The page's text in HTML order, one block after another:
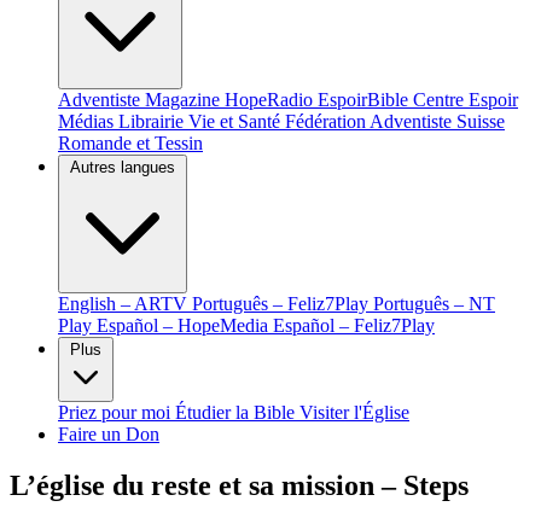
Adventiste Magazine HopeRadio EspoirBible Centre Espoir
Médias Librairie Vie et Santé Fédération Adventiste Suisse
Romande et Tessin
Autres langues
English – ARTV Português – Feliz7Play Português – NT
Play Español – HopeMedia Español – Feliz7Play
Plus
Priez pour moi Étudier la Bible Visiter l'Église
Faire un Don
L’église du reste et sa mission – Steps